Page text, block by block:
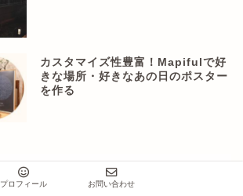
カスタマイズ性豊富！Mapifulで好
きな場所・好きなあの日のポスター
を作る
プロフィール お問い合わせ